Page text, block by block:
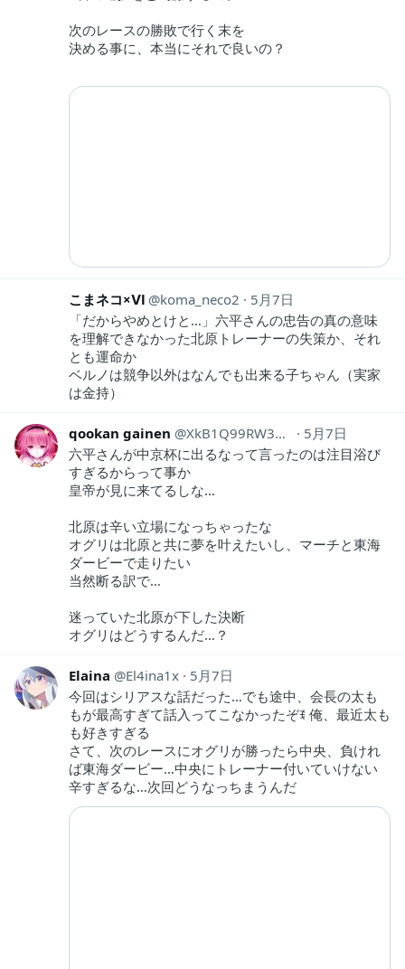
次のレースの勝敗で行く末を
決める事に、本当にそれで良いの？
こまネコ×Ⅵ koma_neco2
5月7日
「だからやめとけと…」六平さんの忠告の真の意味
を理解できなかった北原トレーナーの失策か、それ
とも運命か
ベルノは競争以外はなんでも出来る子ちゃん（実家
は金持）
qookan gainen XkB1Q99RW3WqKF4
5月7日
六平さんが中京杯に出るなって言ったのは注目浴び
すぎるからって事か
皇帝が見に来てるしな…
北原は辛い立場になっちゃったな
オグリは北原と共に夢を叶えたいし、マーチと東海
ダービーで走りたい
当然断る訳で…
迷っていた北原が下した決断
オグリはどうするんだ…？
Elaina El4ina1x
5月7日
今回はシリアスな話だった…でも途中、会長の太も
もが最高すぎて話入ってこなかったぞꉂ 俺、最近太も
も好きすぎる
さて、次のレースにオグリが勝ったら中央、負けれ
ば東海ダービー…中央にトレーナー付いていけない
辛すぎるな…次回どうなっちまうんだ